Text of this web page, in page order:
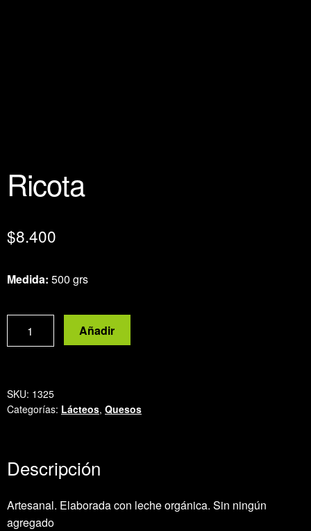
Ricota
$8.400
Medida: 500 grs
cantidad
Añadir
SKU: 1325
Categorías: Lácteos, Quesos
Descripción
Artesanal. Elaborada con leche orgánica. Sin ningún
agregado